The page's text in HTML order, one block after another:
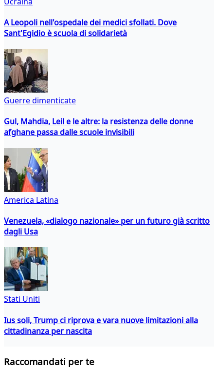
A Leopoli nell'ospedale dei medici sfollati. Dove
Sant'Egidio è scuola di solidarietà
Guerre dimenticate
Gul, Mahdia, Leil e le altre: la resistenza delle donne
afghane passa dalle scuole invisibili
America Latina
Venezuela, «dialogo nazionale» per un futuro già scritto
dagli Usa
Stati Uniti
Ius soli, Trump ci riprova e vara nuove limitazioni alla
cittadinanza per nascita
Raccomandati per te